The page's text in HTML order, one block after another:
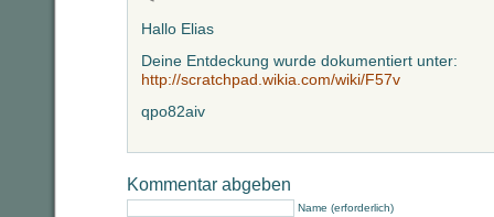
Hallo Elias
Deine Entdeckung wurde dokumentiert unter:
http://scratchpad.wikia.com/wiki/F57v
qpo82aiv
Kommentar abgeben
Name (erforderlich)